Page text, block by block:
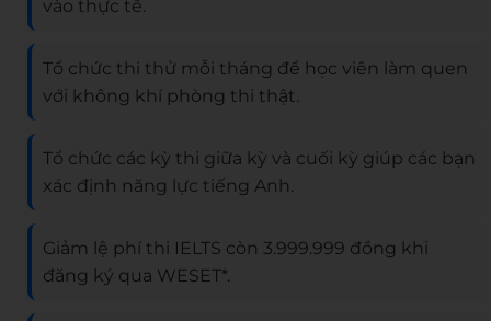
vào thực tế.
Tổ chức thi thử mỗi tháng để học viên làm quen
với không khí phòng thi thật.
Tổ chức các kỳ thi giữa kỳ và cuối kỳ giúp các bạn
xác định năng lực tiếng Anh.
Giảm lệ phí thi IELTS còn 3.999.999 đồng khi
đăng ký qua WESET*.